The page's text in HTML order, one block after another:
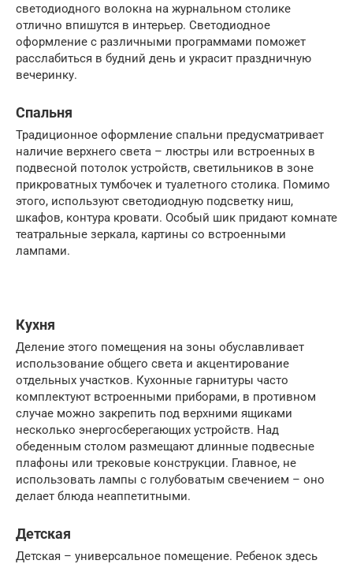
светодиодного волокна на журнальном столике
отлично впишутся в интерьер. Светодиодное
оформление с различными программами поможет
расслабиться в будний день и украсит праздничную
вечеринку.
Спальня
Традиционное оформление спальни предусматривает
наличие верхнего света – люстры или встроенных в
подвесной потолок устройств, светильников в зоне
прикроватных тумбочек и туалетного столика. Помимо
этого, используют светодиодную подсветку ниш,
шкафов, контура кровати. Особый шик придают комнате
театральные зеркала, картины со встроенными
лампами.
Кухня
Деление этого помещения на зоны обуславливает
использование общего света и акцентирование
отдельных участков. Кухонные гарнитуры часто
комплектуют встроенными приборами, в противном
случае можно закрепить под верхними ящиками
несколько энергосберегающих устройств. Над
обеденным столом размещают длинные подвесные
плафоны или трековые конструкции. Главное, не
использовать лампы с голубоватым свечением – оно
делает блюда неаппетитными.
Детская
Детская – универсальное помещение. Ребенок здесь